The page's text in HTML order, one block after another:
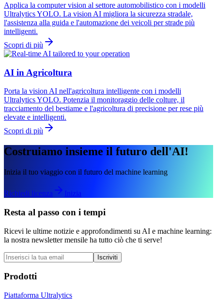
Applica la computer vision al settore automobilistico con i modelli
Ultralytics YOLO. La vision AI migliora la sicurezza stradale,
l'assistenza alla guida e l'automazione dei veicoli per strade più
intelligenti.
Scopri di più
AI in Agricoltura
Porta la vision AI nell'agricoltura intelligente con i modelli
Ultralytics YOLO. Potenzia il monitoraggio delle colture, il
tracciamento del bestiame e l'agricoltura di precisione per rese più
elevate e intelligenti.
Scopri di più
Costruiamo insieme il futuro dell'AI!
Inizia il tuo viaggio con il futuro del machine learning
Richiedi licenza Inizia
Resta al passo con i tempi
Ricevi le ultime notizie e approfondimenti su AI e machine learning:
la nostra newsletter mensile ha tutto ciò che ti serve!
Iscriviti
Prodotti
Piattaforma Ultralytics